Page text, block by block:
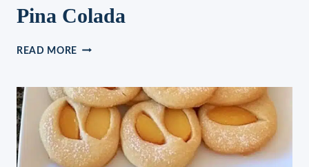
Pina Colada
READ MORE PINA